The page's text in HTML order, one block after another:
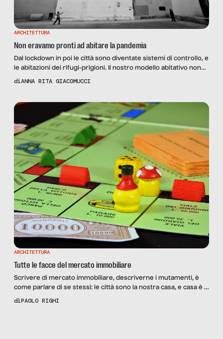
ARCHITETTURA
Non eravamo pronti ad abitare la pandemia
Dal lockdown in poi le città sono diventate sistemi di controllo, e
le abitazioni dei rifugi-prigioni. Il nostro modello abitativo non
sarà più lo stesso: ecco come sta cambiando e perché.
diANNA RITA GIACOMUCCI
ARCHITETTURA
Tutte le facce del mercato immobiliare
Scrivere di mercato immobiliare, descriverne i mutamenti, è
come parlare di se stessi: le città sono la nostra casa, e casa è il
luogo dell’anima. La crescita e lo sviluppo delle città è sempre
diPAOLO RIGHI